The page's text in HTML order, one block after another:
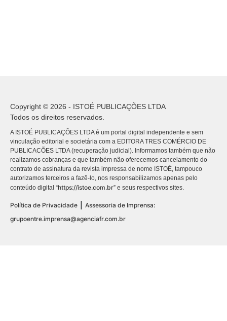
Copyright © 2026 - ISTOÉ PUBLICAÇÕES LTDA
Todos os direitos reservados.
A ISTOÉ PUBLICAÇÕES LTDA é um portal digital independente e sem
vinculação editorial e societária com a EDITORA TRES COMÉRCIO DE
PUBLICACÕES LTDA (recuperação judicial). Informamos também que não
realizamos cobranças e que também não oferecemos cancelamento do
contrato de assinatura da revista impressa de nome ISTOÉ, tampouco
autorizamos terceiros a fazê-lo, nos responsabilizamos apenas pelo
conteúdo digital “https://istoe.com.br” e seus respectivos sites.
Política de Privacidade
Assessoria de Imprensa:
grupoentre.imprensa@agenciafr.com.br